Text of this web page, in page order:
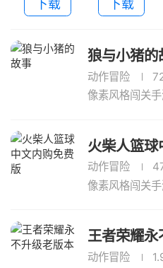
下载
费版
下载
狼与小猪的
动作冒险
像素风格闯关
火柴人篮
动作冒险
像素风格闯关
王者荣耀
动作冒险